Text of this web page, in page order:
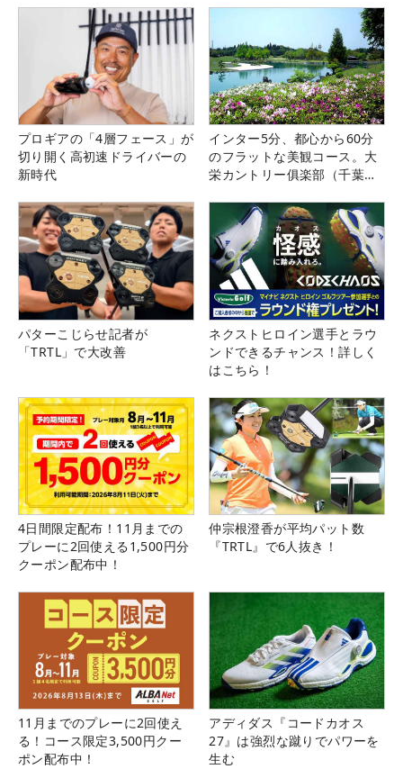
プロギアの「4層フェース」が
切り開く高初速ドライバーの
新時代
インター5分、都心から60分
のフラットな美観コース。大
栄カントリー俱楽部（千葉
パターこじらせ記者が
「TRTL」で大改善
ネクストヒロイン選手とラウ
ンドできるチャンス！詳しく
はこちら！
4日間限定配布！11月までの
プレーに2回使える1,500円分
クーポン配布中！
仲宗根澄香が平均パット数
『TRTL』で6人抜き！
11月までのプレーに2回使え
る！コース限定3,500円クー
ポン配布中！
アディダス『コードカオス
27』は強烈な蹴りでパワーを
生む